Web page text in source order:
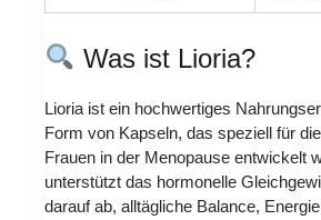
Was ist Lioria?
Lioria ist ein hochwertiges
Form von Kapseln, das speziell für
Frauen in der Menopause entwickelt
unterstützt das hormonelle
darauf ab, alltägliche Balance,